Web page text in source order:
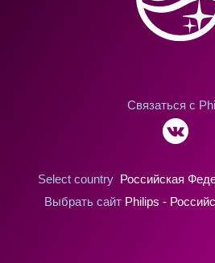
Связаться с
Select country Российская
Выбрать сайт Philips -